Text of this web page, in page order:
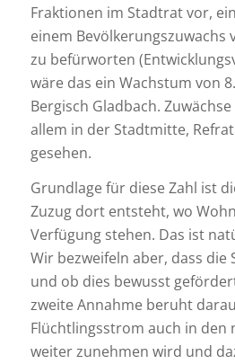
Fraktionen im Stadtrat vor,
einem Bevölkerungszuwachs
zu befürworten
wäre das ein Wachstum von
Bergisch Gladbach.
allem in der Stadtmitte,
gesehen.
Grundlage für diese Zahl ist
Zuzug dort entsteht, wo
Verfügung stehen. Das ist
Wir bezweifeln aber, dass die
und ob dies bewusst
zweite Annahme beruht
Flüchtlingsstrom auch in den
weiter zunehmen wird und